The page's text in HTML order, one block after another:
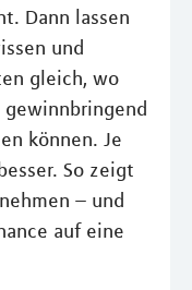
Dann lassen
und
gleich, wo
gewinnbringend
können. Je
So zeigt
– und
auf eine